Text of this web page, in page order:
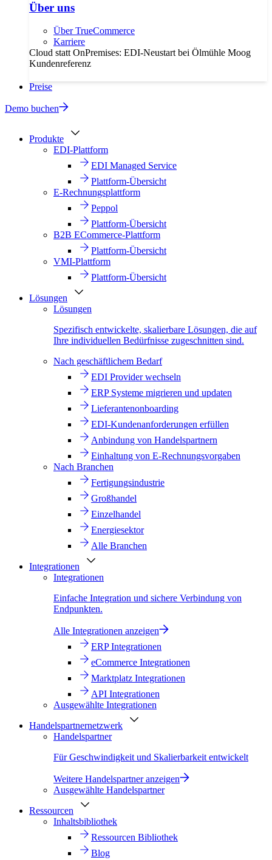
Über uns
Über TrueCommerce
Karriere
Cloud statt OnPremises: EDI-Neustart bei Ölmühle Moog
Kundenreferenz
Preise
Demo buchen
Produkte
EDI-Plattform
EDI Managed Service
Plattform-Übersicht
E-Rechnungsplattform
Peppol
Plattform-Übersicht
B2B ECommerce-Plattform
Plattform-Übersicht
VMI-Plattform
Plattform-Übersicht
Lösungen
Lösungen
Spezifisch entwickelte, skalierbare Lösungen, die auf
Ihre individuellen Bedürfnisse zugeschnitten sind.
Nach geschäftlichem Bedarf
EDI Provider wechseln
ERP Systeme migrieren und updaten
Lieferantenonboarding
EDI-Kundenanforderungen erfüllen
Anbindung von Handelspartnern
Einhaltung von E-Rechnungsvorgaben
Nach Branchen
Fertigungsindustrie
Großhandel
Einzelhandel
Energiesektor
Alle Branchen
Integrationen
Integrationen
Einfache Integration und sichere Verbindung von
Endpunkten.
Alle Integrationen anzeigen
ERP Integrationen
eCommerce Integrationen
Marktplatz Integrationen
API Integrationen
Ausgewählte Integrationen
Handelspartnernetzwerk
Handelspartner
Für Geschwindigkeit und Skalierbarkeit entwickelt
Weitere Handelspartner anzeigen
Ausgewählte Handelspartner
Ressourcen
Inhaltsbibliothek
Ressourcen Bibliothek
Blog